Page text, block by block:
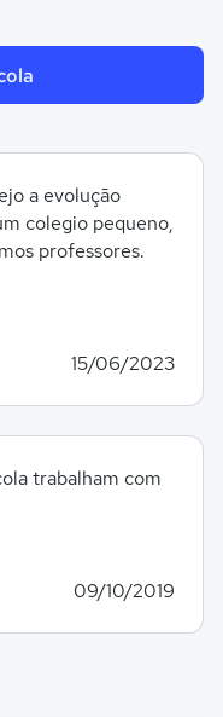
15/06/2023
a evolução
colegio pequeno,
professores.
09/10/2019
trabalham com